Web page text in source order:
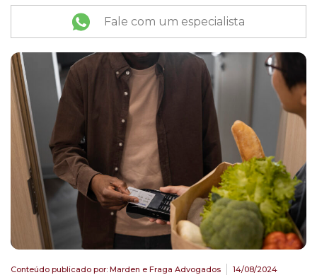
Fale com um especialista
Conteúdo publicado por: Marden e Fraga Advogados 14/08/2024